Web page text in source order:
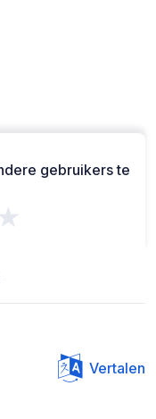
gebruikers te
Vertalen